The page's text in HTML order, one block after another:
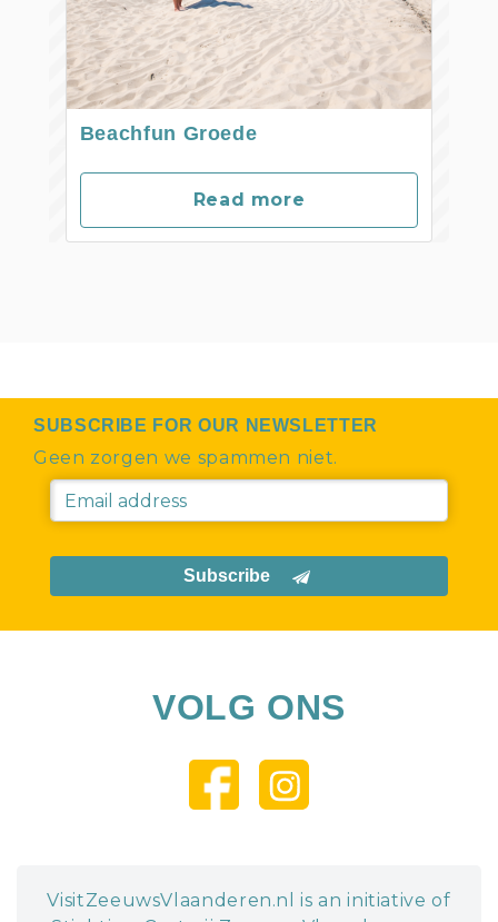
Beachfun Groede
Read more
SUBSCRIBE FOR OUR NEWSLETTER
Geen zorgen we spammen niet.
Subscribe
VOLG ONS
VisitZeeuwsVlaanderen.nl is an initiative of